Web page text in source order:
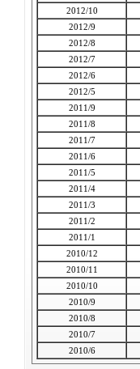
2012/10
2012/9
2012/8
2012/7
2012/6
2012/5
2011/9
2011/8
2011/7
2011/6
2011/5
2011/4
2011/3
2011/2
2011/1
2010/12
2010/11
2010/10
2010/9
2010/8
2010/7
2010/6